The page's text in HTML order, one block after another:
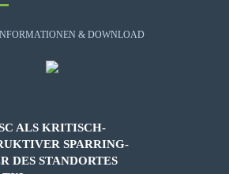
& DOWNLOAD
ALS KRITISCH-
SPARRING-
DES STANDORTES